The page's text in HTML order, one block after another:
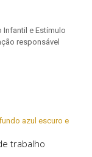
Infantil e Estímulo
responsável
trabalho